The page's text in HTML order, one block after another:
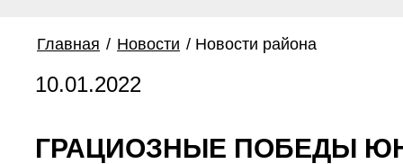
Главная / Новости / Новости района
10.01.2022
ГРАЦИОЗНЫЕ ПОБЕДЫ